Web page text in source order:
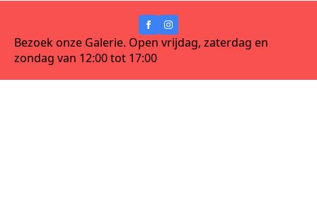
Bezoek onze Galerie. Open vrijdag, zaterdag en
zondag van 12:00 tot 17:00